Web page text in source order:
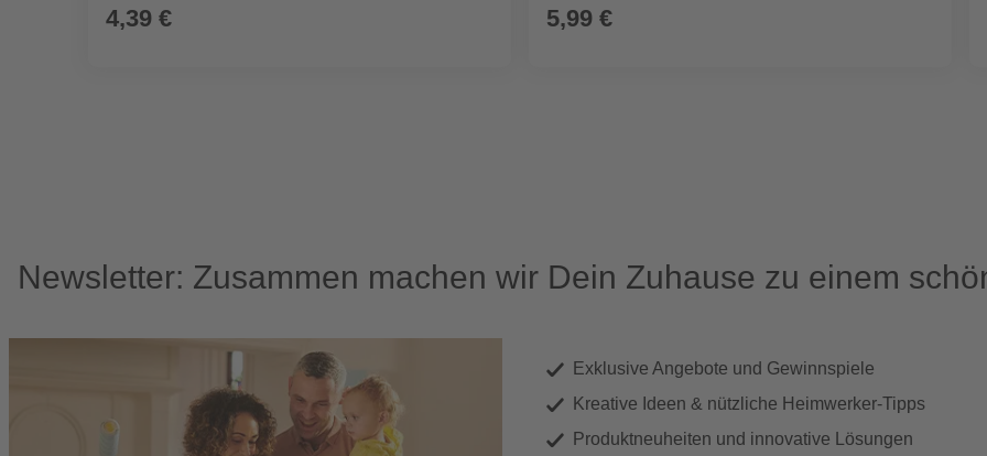
4,39 € 5,99 €
Newsletter: Zusammen machen wir Dein Zuhause zu einem
Exklusive Angebote und Gewinnspiele
Kreative Ideen & nützliche Heimwerker-Tipps
Produktneuheiten und innovative Lösungen